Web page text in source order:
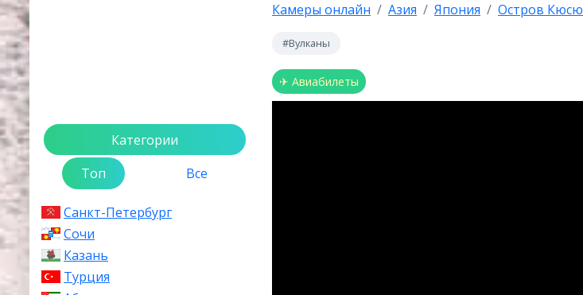
Категории
Топ
Все
Санкт-Петербург
Сочи
Казань
Турция
Камеры онлайн Азия Япония Остров Кюсю
#Вулканы
✈ Авиабилеты